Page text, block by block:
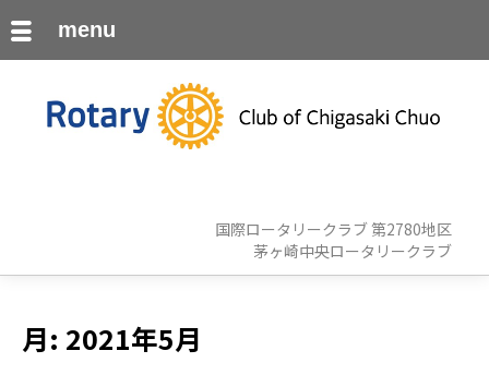
国際ロータリークラブ 第2780地区
茅ヶ崎中央ロータリークラブ
月: 2021年5月
menu